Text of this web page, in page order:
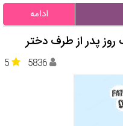
ادامه
پدر از طرف دختر
5 5836